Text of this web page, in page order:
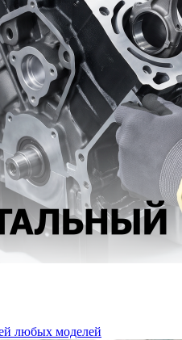
любых моделей